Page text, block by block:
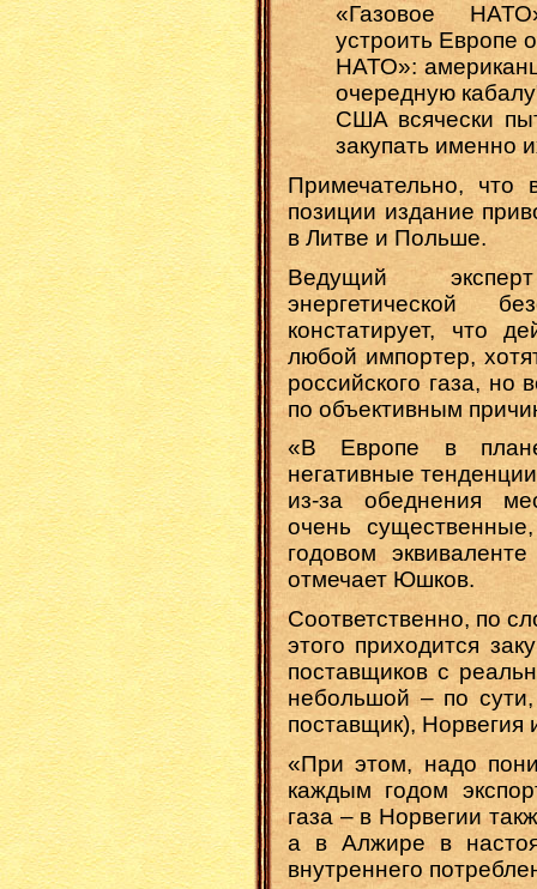
«Газовое
устроить Европе
НАТО»:
очередную
США всячески
закупать именно
Примечательно, что
позиции издание
в Литве и Польше.
Ведущий
энергетической
констатирует, что
любой импортер,
российского газа, но
по объективным
«В Европе в
негативные
из-за обеднения
очень
годовом
отмечает Юшков.
Соответственно, по
этого приходится
поставщиков с
небольшой – по сути,
поставщик), Норвегия
«При этом, надо
каждым годом
газа – в Норвегии
а в Алжире в
внутреннего